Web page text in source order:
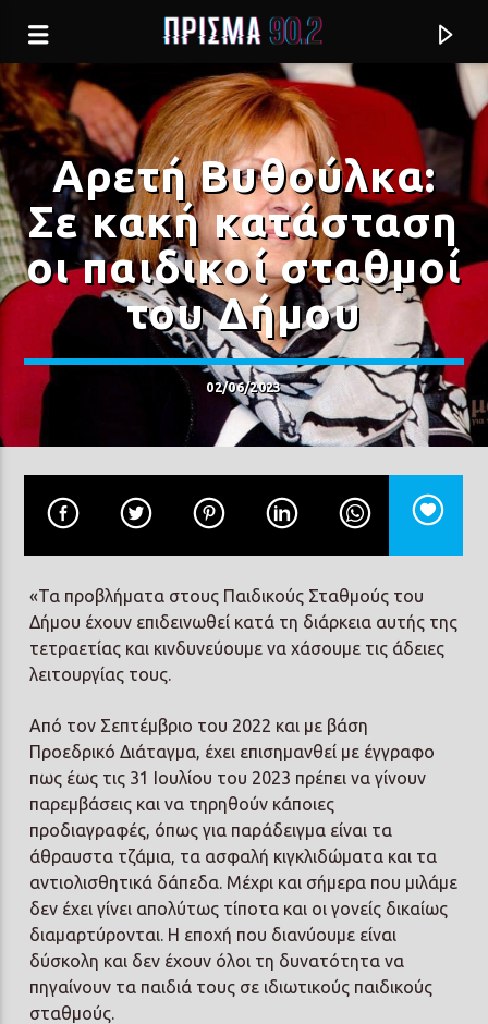
ΑΓΟΡΙ ΜΟΥ
ΦΩΤΕΙΝΗ ΔΑΡΡΑ
Prisma Radio 90,2
Αρετή Βυθούλκα:
Σε κακή κατάσταση
οι παιδικοί σταθμοί
του Δήμου
02/06/2023
«Τα προβλήματα στους Παιδικούς Σταθμούς του
Δήμου έχουν επιδεινωθεί κατά τη διάρκεια αυτής της
τετραετίας και κινδυνεύουμε να χάσουμε τις άδειες
λειτουργίας τους.
Από τον Σεπτέμβριο του 2022 και με βάση
Προεδρικό Διάταγμα, έχει επισημανθεί με έγγραφο
πως έως τις 31 Ιουλίου του 2023 πρέπει να γίνουν
παρεμβάσεις και να τηρηθούν κάποιες
προδιαγραφές, όπως για παράδειγμα είναι τα
άθραυστα τζάμια, τα ασφαλή κιγκλιδώματα και τα
αντιολισθητικά δάπεδα. Μέχρι και σήμερα που μιλάμε
δεν έχει γίνει απολύτως τίποτα και οι γονείς δικαίως
διαμαρτύρονται. Η εποχή που διανύουμε είναι
δύσκολη και δεν έχουν όλοι τη δυνατότητα να
πηγαίνουν τα παιδιά τους σε ιδιωτικούς παιδικούς
σταθμούς.